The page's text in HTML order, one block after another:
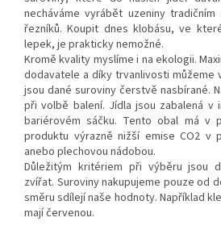
necháváme vyrábět uzeniny
řezníků. Koupit dnes klobásu, ve
lepek, je prakticky nemožné.
Kromě kvality myslíme i na ekologii.
dodavatele a díky trvanlivosti můžeme
jsou dané suroviny čerstvě nasbírané.
při volbě balení. Jídla jsou zabalená v
bariérovém sáčku. Tento obal má v
produktu výrazně nižší emise CO2 v
anebo plechovou nádobou.
Důležitým kritériem při výběru jsou
zvířat. Suroviny nakupujeme pouze od
směru sdílejí naše hodnoty. Například
mají červenou.